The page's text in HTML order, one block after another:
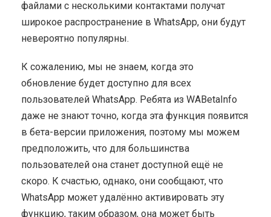
файлами с несколькими контактами получат
широкое распространение в WhatsApp, они будут
невероятно популярны.
К сожалению, мы не знаем, когда это
обновление будет доступно для всех
пользователей WhatsApp. Ребята из WABetaInfo
даже не знают точно, когда эта функция появится
в бета-версии приложения, поэтому мы можем
предположить, что для большинства
пользователей она станет доступной ещё не
скоро. К счастью, однако, они сообщают, что
WhatsApp может удалённо активировать эту
функцию, таким образом, она может быть